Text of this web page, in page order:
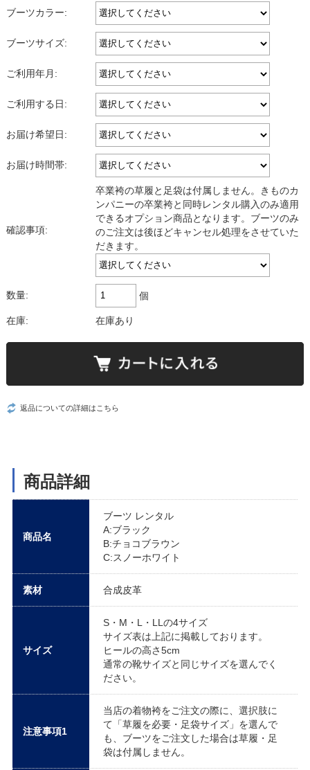
ブーツカラー:
ブーツサイズ:
ご利用年月:
ご利用する日:
お届け希望日:
お届け時間帯:
確認事項:
卒業袴の草履と足袋は付属しません。きものカ
ンパニーの卒業袴と同時レンタル購入のみ適用
できるオプション商品となります。ブーツのみ
のご注文は後ほどキャンセル処理をさせていた
だきます。
数量: 個
在庫: 在庫あり
返品についての詳細はこちら
商品詳細
商品名
ブーツ レンタル
A:ブラック
B:チョコブラウン
C:スノーホワイト
素材 合成皮革
サイズ
S・M・L・LLの4サイズ
サイズ表は上記に掲載しております。
ヒールの高さ5cm
通常の靴サイズと同じサイズを選んでく
ださい。
注意事項1
当店の着物袴をご注文の際に、選択肢に
て「草履を必要・足袋サイズ」を選んで
も、ブーツをご注文した場合は草履・足
袋は付属しません。